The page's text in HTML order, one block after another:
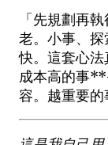
「先規劃再
老。小事、
快。這套心法
成本高的事
容。越重要的